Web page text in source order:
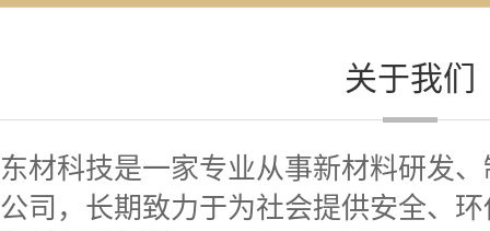
关于我们
东材科技是一家专业从事新材料研发
公司，长期致力于为社会提供安全、